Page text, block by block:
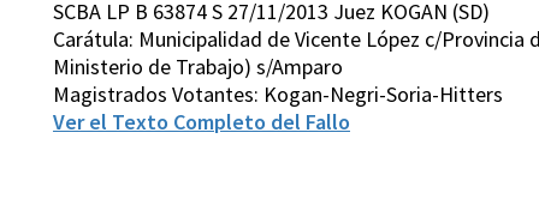
SCBA LP B 63874 S 27/11/2013 Juez KOGAN (SD)
Carátula: Municipalidad de Vicente López c/Provincia
Ministerio de Trabajo) s/Amparo
Magistrados Votantes: Kogan-Negri-Soria-Hitters
Ver el Texto Completo del Fallo